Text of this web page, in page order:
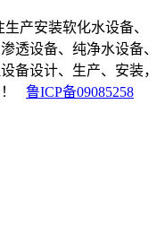
产安装软化水设备、
透设备、纯净水设备、
备设计、生产、安装，
！ 鲁ICP备09085258